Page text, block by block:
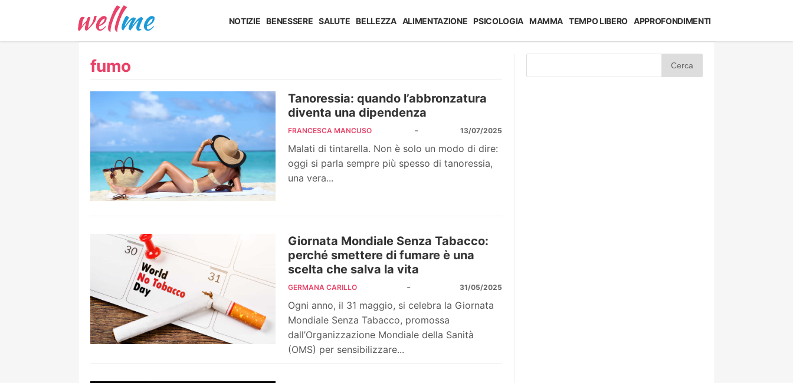
NOTIZIE BENESSERE SALUTE BELLEZZA ALIMENTAZIONE PSICOLOGIA MAMMA TEMPO LIBERO APPROFONDIMENTI
fumo
Tanoressia: quando l’abbronzatura
diventa una dipendenza
FRANCESCA MANCUSO - 13/07/2025
Malati di tintarella. Non è solo un modo di dire:
oggi si parla sempre più spesso di tanoressia,
una vera...
Giornata Mondiale Senza Tabacco:
perché smettere di fumare è una
scelta che salva la vita
GERMANA CARILLO - 31/05/2025
Ogni anno, il 31 maggio, si celebra la Giornata
Mondiale Senza Tabacco, promossa
dall’Organizzazione Mondiale della Sanità
(OMS) per sensibilizzare...